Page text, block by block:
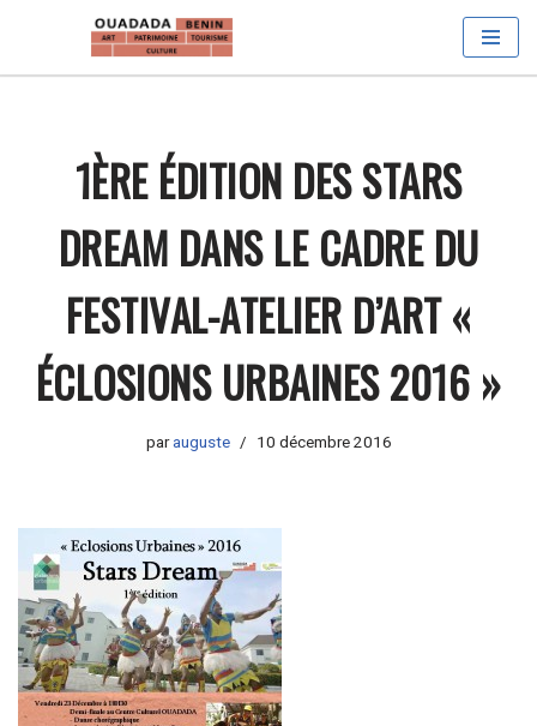
1ÈRE ÉDITION DES STARS
DREAM DANS LE CADRE DU
FESTIVAL-ATELIER D’ART «
ÉCLOSIONS URBAINES 2016 »
parauguste 10 décembre 2016